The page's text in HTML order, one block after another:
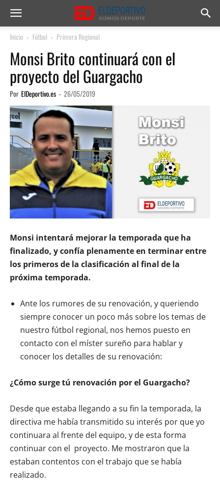
Inicio Fútbol Primera Regional
Monsi Brito continuará con el
proyecto del Guargacho
Por ElDeportivo.es - 26/05/2019
Monsi intentará mejorar la temporada que ha
finalizado, y confía plenamente en terminar entre
los primeros de la clasificación al final de la
próxima temporada.
Ante los rumores de su renovación, y queriendo
siempre conocer un poco más sobre los temas de
nuestro fútbol regional, nos hemos puesto en
contacto con el míster sureño para hablar y
conocer los detalles de su renovación:
¿Cómo surge tú renovación por el Guargacho?
Desde que estaba llegando a su fin la temporada, la
directiva me había transmitido su interés por que yo
continuara al frente del equipo, y de esta forma
continuar con el proyecto. Me mostraron que la
estaban contentos con el trabajo que se había
realizado.